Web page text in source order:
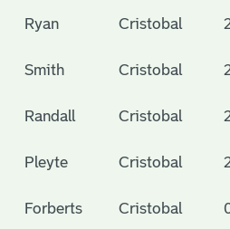
Ryan Cristobal
Smith Cristobal
Randall Cristobal
Pleyte Cristobal
Forberts Cristobal